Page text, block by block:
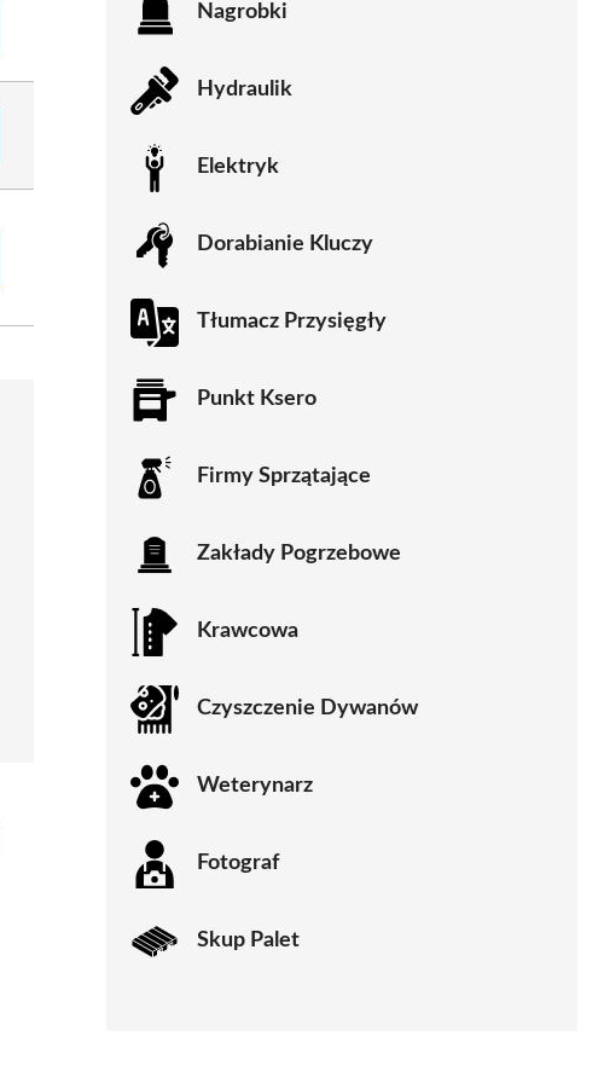
Nagrobki
Hydraulik
Elektryk
Dorabianie Kluczy
Tłumacz Przysięgły
Punkt Ksero
Firmy Sprzątające
Zakłady Pogrzebowe
Krawcowa
Czyszczenie Dywanów
Weterynarz
Fotograf
Skup Palet